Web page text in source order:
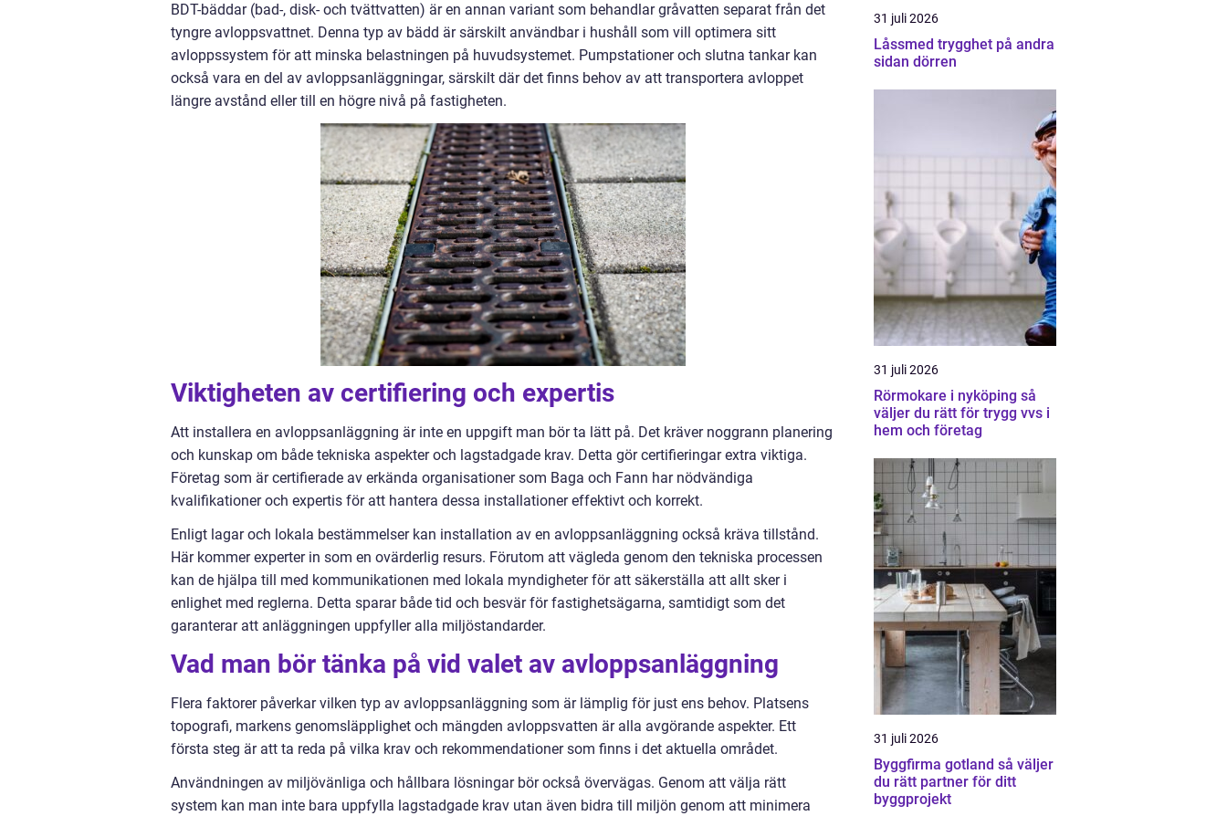
BDT-bäddar (bad-, disk- och tvättvatten) är en annan variant som behandlar gråvatten separat från det
tyngre avloppsvattnet. Denna typ av bädd är särskilt användbar i hushåll som vill optimera sitt
avloppssystem för att minska belastningen på huvudsystemet. Pumpstationer och slutna tankar kan
också vara en del av avloppsanläggningar, särskilt där det finns behov av att transportera avloppet
längre avstånd eller till en högre nivå på fastigheten.
Viktigheten av certifiering och expertis
Att installera en avloppsanläggning är inte en uppgift man bör ta lätt på. Det kräver noggrann planering
och kunskap om både tekniska aspekter och lagstadgade krav. Detta gör certifieringar extra viktiga.
Företag som är certifierade av erkända organisationer som Baga och Fann har nödvändiga
kvalifikationer och expertis för att hantera dessa installationer effektivt och korrekt.
Enligt lagar och lokala bestämmelser kan installation av en avloppsanläggning också kräva tillstånd.
Här kommer experter in som en ovärderlig resurs. Förutom att vägleda genom den tekniska processen
kan de hjälpa till med kommunikationen med lokala myndigheter för att säkerställa att allt sker i
enlighet med reglerna. Detta sparar både tid och besvär för fastighetsägarna, samtidigt som det
garanterar att anläggningen uppfyller alla miljöstandarder.
Vad man bör tänka på vid valet av avloppsanläggning
Flera faktorer påverkar vilken typ av avloppsanläggning som är lämplig för just ens behov. Platsens
topografi, markens genomsläpplighet och mängden avloppsvatten är alla avgörande aspekter. Ett
första steg är att ta reda på vilka krav och rekommendationer som finns i det aktuella området.
Användningen av miljövänliga och hållbara lösningar bör också övervägas. Genom att välja rätt
system kan man inte bara uppfylla lagstadgade krav utan även bidra till miljön genom att minimera
31 juli 2026
Låssmed trygghet på andra
sidan dörren
31 juli 2026
Rörmokare i nyköping så
väljer du rätt för trygg vvs i
hem och företag
31 juli 2026
Byggfirma gotland så väljer
du rätt partner för ditt
byggprojekt